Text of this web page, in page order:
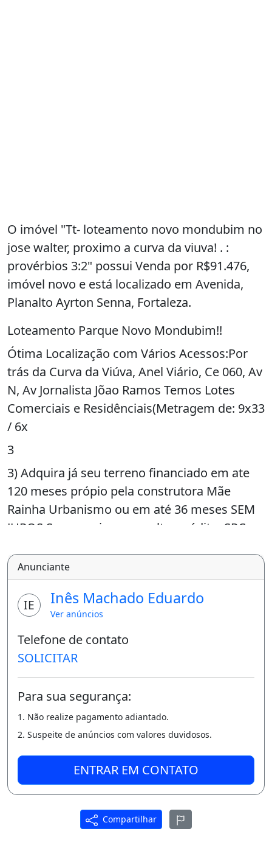
O imóvel "Tt- loteamento novo mondubim no
jose walter, proximo a curva da viuva! . :
provérbios 3:2" possui Venda por R$91.476,
imóvel novo e está localizado em Avenida,
Planalto Ayrton Senna, Fortaleza.
Loteamento Parque Novo Mondubim!!
Ótima Localização com Vários Acessos:Por
trás da Curva da Viúva, Anel Viário, Ce 060, Av
N, Av Jornalista Jõao Ramos Temos Lotes
Comerciais e Residênciais(Metragem de: 9x33
/ 6x
3
3) Adquira já seu terreno financiado em ate
120 meses própio pela construtora Mãe
Rainha Urbanismo ou em até 36 meses SEM
JUROS Sem precisar consultar crédito, SPC e
Intertravados Rede de água e esgoto Rede
elétrica 100% no Led Entrada facilitada em
até 10x no cartão de crédito Venha conhecer
o nosso empreendimento e escolher seu
lote!!!
Para mais informações entre em contato: (8
Minha casa é meu lugar favorito no mundo
Imóvel novo
Anunciante
IE Inês Machado Eduardo
Ver anúncios
Telefone de contato
SOLICITAR
Para sua segurança:
1. Não realize pagamento adiantado.
2. Suspeite de anúncios com valores duvidosos.
ENTRAR EM CONTATO
Compartilhar